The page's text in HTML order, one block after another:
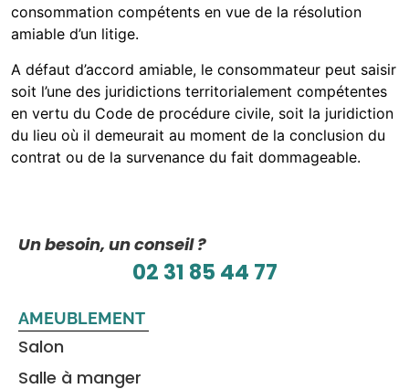
consommation compétents en vue de la résolution
amiable d’un litige.
A défaut d’accord amiable, le consommateur peut saisir
soit l’une des juridictions territorialement compétentes
en vertu du Code de procédure civile, soit la juridiction
du lieu où il demeurait au moment de la conclusion du
contrat ou de la survenance du fait dommageable.
Un besoin, un conseil ?
02 31 85 44 77
AMEUBLEMENT
Salon
Salle à manger